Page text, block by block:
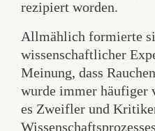
rezipiert worden.
Allmählich formierte
wissenschaftlicher
Meinung, dass
wurde immer häufiger
es Zweifler und